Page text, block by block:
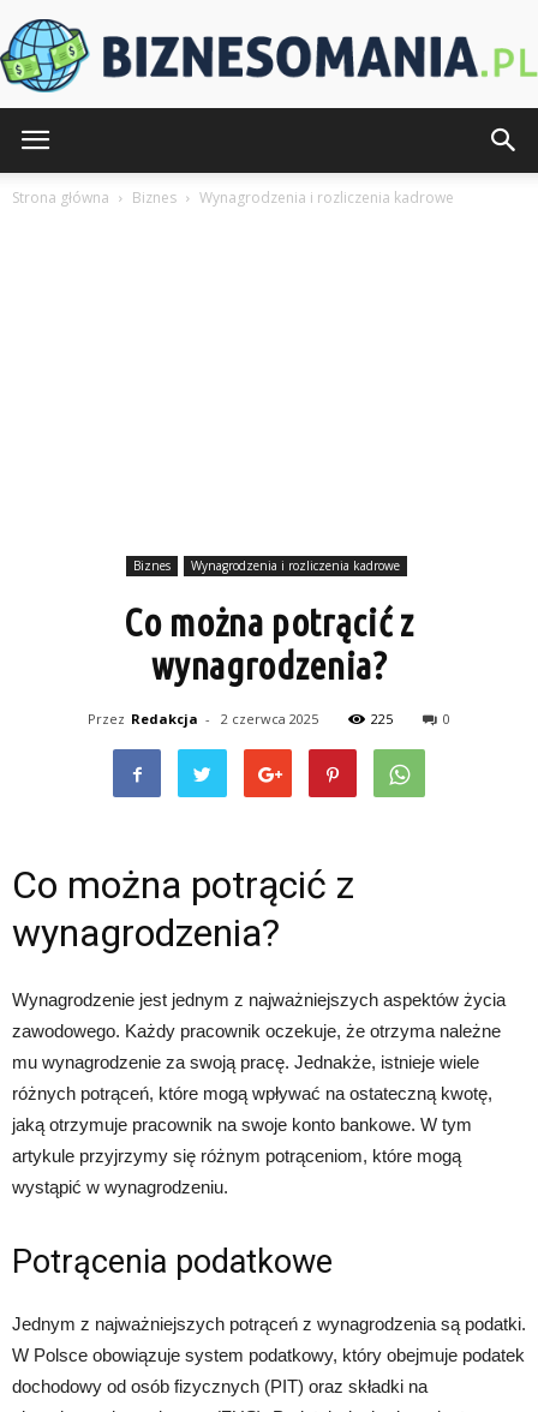
Strona główna Biznes Wynagrodzenia i rozliczenia kadrowe
Biznes Wynagrodzenia i rozliczenia kadrowe
Co można potrącić z
wynagrodzenia?
Przez Redakcja - 2 czerwca 2025 225 0
Co można potrącić z
wynagrodzenia?
Wynagrodzenie jest jednym z najważniejszych aspektów życia
zawodowego. Każdy pracownik oczekuje, że otrzyma należne
mu wynagrodzenie za swoją pracę. Jednakże, istnieje wiele
różnych potrąceń, które mogą wpływać na ostateczną kwotę,
jaką otrzymuje pracownik na swoje konto bankowe. W tym
artykule przyjrzymy się różnym potrąceniom, które mogą
wystąpić w wynagrodzeniu.
Potrącenia podatkowe
Jednym z najważniejszych potrąceń z wynagrodzenia są podatki.
W Polsce obowiązuje system podatkowy, który obejmuje podatek
dochodowy od osób fizycznych (PIT) oraz składki na